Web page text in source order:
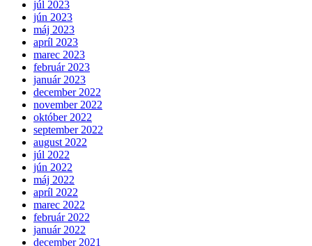
júl 2023
jún 2023
máj 2023
apríl 2023
marec 2023
február 2023
január 2023
december 2022
november 2022
október 2022
september 2022
august 2022
júl 2022
jún 2022
máj 2022
apríl 2022
marec 2022
február 2022
január 2022
december 2021